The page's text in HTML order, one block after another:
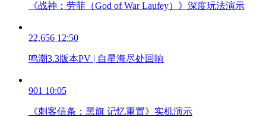
《战神：劳菲（God of War Laufey）》深度玩法演示
22,656 12:50
鸣潮3.3版本PV | 自星海尽处回响
901 10:05
《刺客信条：黑旗 记忆重置》实机演示